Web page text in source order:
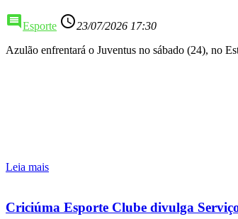
comment Esporte access_time23/07/2026 17:30
Azulão enfrentará o Juventus no sábado (24), no
Leia mais
Criciúma Esporte Clube divulga